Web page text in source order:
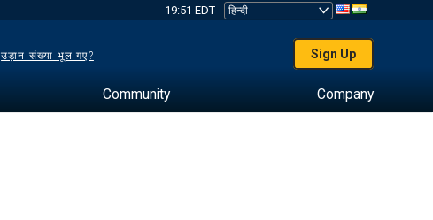
19:51 EDT
उड़ान संख्या भूल गए? Sign Up
Community Company